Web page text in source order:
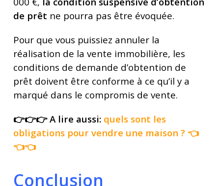
de prêt ne pourra pas être évoquée.
Pour que vous puissiez annuler la
réalisation de la vente immobilière, les
conditions de demande d’obtention de
prêt doivent être conforme à ce qu’il y a
marqué dans le compromis de vente.
👉👉👉 A lire aussi: quels sont les
obligations pour vendre une maison ? 👈
👈👈
Conclusion